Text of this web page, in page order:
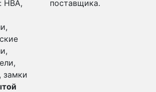
НВА,
замки
поставщика.